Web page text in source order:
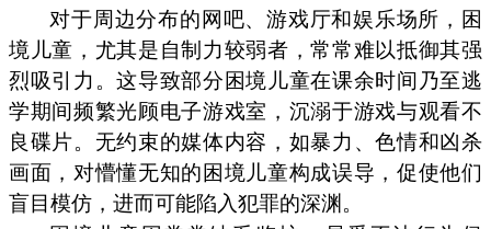
对于周边分布的网吧、游戏厅和娱乐场所，困
境儿童，尤其是自制力较弱者，常常难以抵御其强
烈吸引力。这导致部分困境儿童在课余时间乃至逃
学期间频繁光顾电子游戏室，沉溺于游戏与观看不
良碟片。无约束的媒体内容，如暴力、色情和凶杀
画面，对懵懂无知的困境儿童构成误导，促使他们
盲目模仿，进而可能陷入犯罪的深渊。